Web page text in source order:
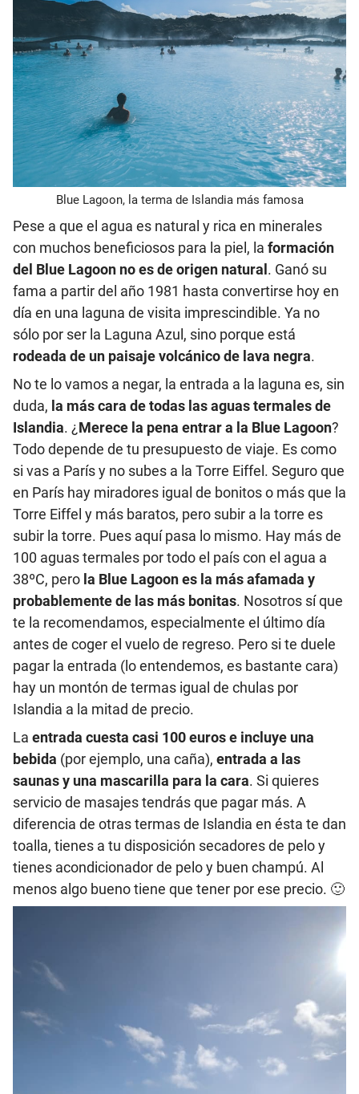
Blue Lagoon, la terma de Islandia más famosa
Pese a que el agua es natural y rica en minerales
con muchos beneficiosos para la piel, la formación
del Blue Lagoon no es de origen natural . Ganó su
fama a partir del año 1981 hasta convertirse hoy en
día en una laguna de visita imprescindible. Ya no
sólo por ser la Laguna Azul, sino porque está
rodeada de un paisaje volcánico de lava negra.
No te lo vamos a negar, la entrada a la laguna es, sin
duda, la más cara de todas las aguas termales de
Islandia. ¿ Merece la pena entrar a la Blue Lagoon?
Todo depende de tu presupuesto de viaje. Es como
si vas a París y no subes a la Torre Eiffel. Seguro que
en París hay miradores igual de bonitos o más que la
Torre Eiffel y más baratos, pero subir a la torre es
subir la torre. Pues aquí pasa lo mismo. Hay más de
100 aguas termales por todo el país con el agua a
38ºC, pero la Blue Lagoon es la más afamada y
probablemente de las más bonitas. Nosotros sí que
te la recomendamos, especialmente el último día
antes de coger el vuelo de regreso. Pero si te duele
pagar la entrada (lo entendemos, es bastante cara)
hay un montón de termas igual de chulas por
Islandia a la mitad de precio.
La entrada cuesta casi 100 euros e incluye una
bebida (por ejemplo, una caña), entrada a las
saunas y una mascarilla para la cara. Si quieres
servicio de masajes tendrás que pagar más. A
diferencia de otras termas de Islandia en ésta te dan
toalla, tienes a tu disposición secadores de pelo y
tienes acondicionador de pelo y buen champú. Al
menos algo bueno tiene que tener por ese precio. 🙂